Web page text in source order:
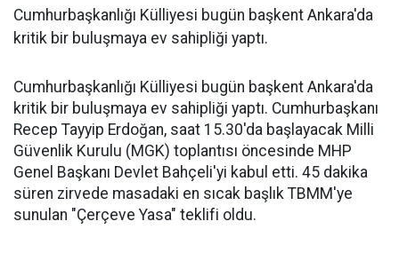
Cumhurbaşkanlığı Külliyesi bugün başkent Ankara'da
kritik bir buluşmaya ev sahipliği yaptı.
Cumhurbaşkanlığı Külliyesi bugün başkent Ankara'da
kritik bir buluşmaya ev sahipliği yaptı. Cumhurbaşkanı
Recep Tayyip Erdoğan, saat 15.30'da başlayacak Milli
Güvenlik Kurulu (MGK) toplantısı öncesinde MHP
Genel Başkanı Devlet Bahçeli'yi kabul etti. 45 dakika
süren zirvede masadaki en sıcak başlık TBMM'ye
sunulan "Çerçeve Yasa" teklifi oldu.